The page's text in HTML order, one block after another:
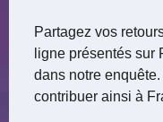
Partagez vos
ligne présentés sur
dans notre
contribuer ainsi à